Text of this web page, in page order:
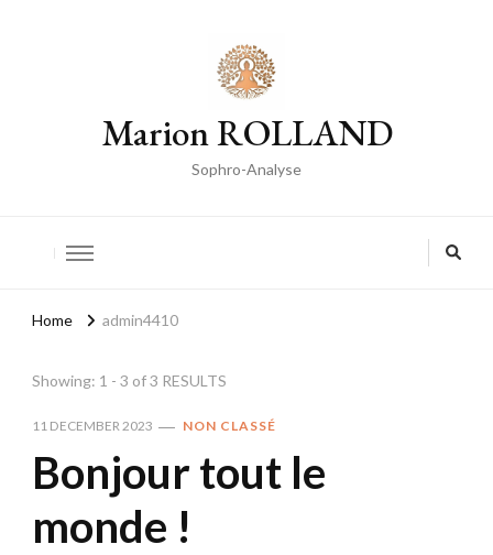
Marion ROLLAND
Sophro-Analyse
Home admin4410
Showing: 1 - 3 of 3 RESULTS
11 DECEMBER 2023 NON CLASSÉ
Bonjour tout le
monde !